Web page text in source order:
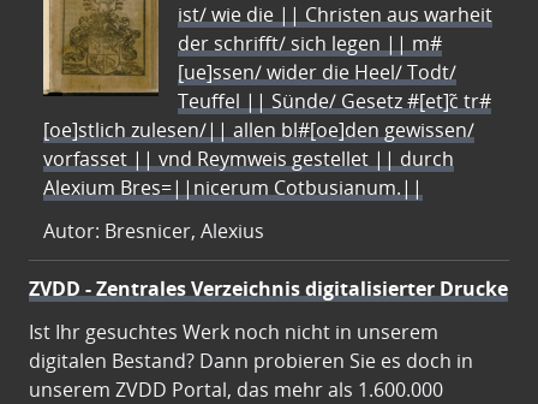
ist/ wie die || Christen aus warheit
der schrifft/ sich legen || m#
[ue]ssen/ wider die Heel/ Todt/
Teuffel || Sünde/ Gesetz #[et]c̃ tr#
[oe]stlich zulesen/|| allen bl#[oe]den gewissen/
vorfasset || vnd Reymweis gestellet || durch
Alexium Bres=||nicerum Cotbusianum.||
Autor: Bresnicer, Alexius
ZVDD - Zentrales Verzeichnis digitalisierter Drucke
Ist Ihr gesuchtes Werk noch nicht in unserem
digitalen Bestand? Dann probieren Sie es doch in
unserem ZVDD Portal, das mehr als 1.600.000